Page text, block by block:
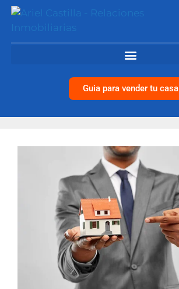
Guia para vender tu casa